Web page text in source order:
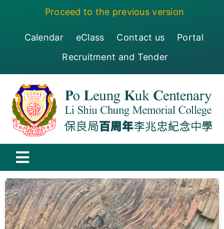
Proceed to the previous version
Calendar eClass Contact us
Portal
Recruitment and Tender
Toggle
Navigation
保良局百周年李兆忠紀念中學
Centenary